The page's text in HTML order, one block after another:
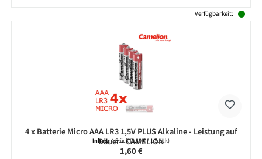
Verfügbarkeit:
4 x Batterie Micro AAA LR3 1,5V PLUS Alkaline - Leistung auf
Dauer - CAMELION
Inhalt:4 Stück(0,40 € / 1 Stück)
Regulärer Preis:
1,60 €